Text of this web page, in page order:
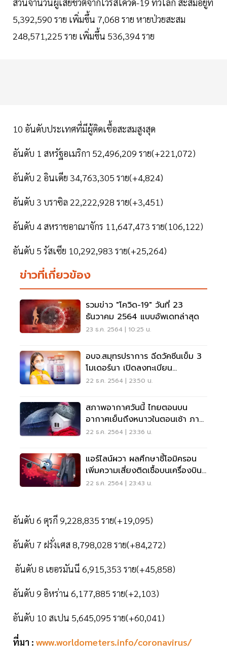
5,392,590 ราย เพิ่มขึ้น 7,068 ราย หายป่วยสะสม
248,571,225 ราย เพิ่มขึ้น 536,394 ราย
10 อันดับประเทศที่มีผู้ติดเชื้อสะสมสูงสุด
อันดับ 1 สหรัฐอเมริกา 52,496,209 ราย(+221,072)
อันดับ 2 อินเดีย 34,763,305 ราย(+4,824)
อันดับ 3 บราซิล 22,222,928 ราย(+3,451)
อันดับ 4 สหราชอาณาจักร 11,647,473 ราย(106,122)
อันดับ 5 รัสเซีย 10,292,983 ราย(+25,264)
ข่าวที่เกี่ยวข้อง
รวมข่าว "โควิด-19" วันที่ 23
ธันวาคม 2564 แบบอัพเดทล่าสุด
23 ธ.ค. 2564 | 10:25 น.
อบจ.สมุทรปราการ ฉีดวัคซีนเข็ม 3
โมเดอร์นา เปิดลงทะเบียน
100,000 โดส
22 ธ.ค. 2564 | 23:50 น.
สภาพอากาศวันนี้ ไทยตอนบน
อากาศเย็นถึงหนาวในตอนเช้า ภาค
ใต้ตอนล่างมีฝนลดลง
22 ธ.ค. 2564 | 23:36 น.
แอร์ไลน์ผวา ผลศึกษาชี้โอมิครอน
เพิ่มความเสี่ยงติดเชื้อบนเครื่องบิน
2 เท่า
22 ธ.ค. 2564 | 23:43 น.
อันดับ 6 ตุรกี 9,228,835 ราย(+19,095)
อันดับ 7 ฝรั่งเศส 8,798,028 ราย(+84,272)
อันดับ 8 เยอรมันนี 6,915,353 ราย(+45,858)
อันดับ 9 อิหร่าน 6,177,885 ราย(+2,103)
อันดับ 10 สเปน 5,645,095 ราย(+60,041)
ที่มา : www.worldometers.info/coronavirus/